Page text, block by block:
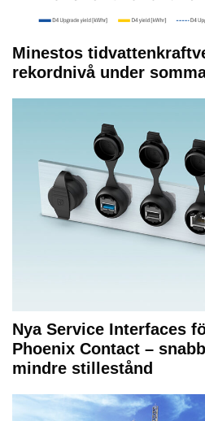
Minestos
rekordnivå under
Nya Service Interfaces
Phoenix Contact –
mindre stillestånd